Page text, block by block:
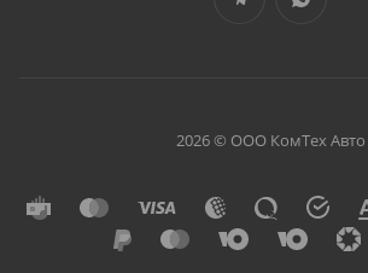
2026 © ООО КомТех Авто